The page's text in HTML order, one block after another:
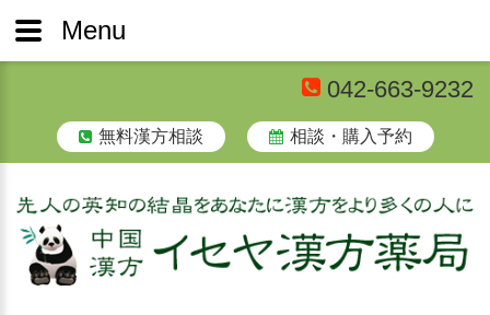
042-663-9232
無料漢方相談 相談・購入予約
Menu